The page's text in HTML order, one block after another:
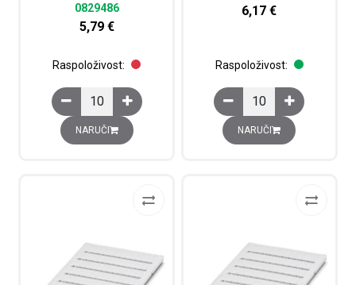
0829486
5,79 €
Raspoloživost:
Oznake za redne stezaljke UCT-TMF 3,5, bijela
NARUČI
6,17€
Raspoloživost:
Oznake za redne
NARUČI